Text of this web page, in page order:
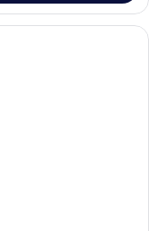
Comfort | Setrika/meja